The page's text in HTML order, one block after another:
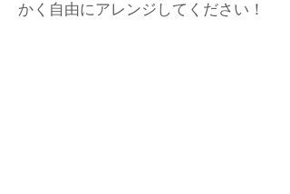
かく自由にアレンジしてください！